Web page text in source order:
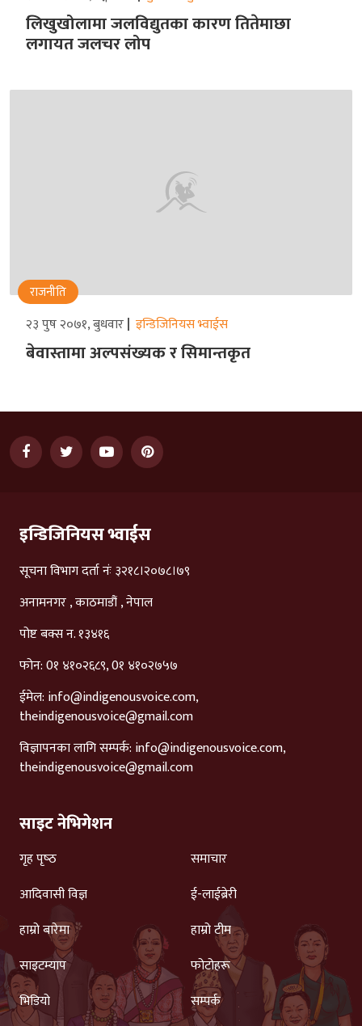
लिखुखोलामा जलविद्युतका कारण तितेमाछा
लगायत जलचर लोप
राजनीति
२३ पुष २०७१, बुधवार इन्डिजिनियस भ्वाईस
बेवास्तामा अल्पसंख्यक र सिमान्तकृत
इन्डिजिनियस भ्वाईस
सूचना विभाग दर्ता नंः ३२१८।२०७८।७९
अनामनगर , काठमाडौं , नेपाल
पोष्ट बक्स न. १३४१६
फोन: 0१ ४१०२६८९, 0१ ४१०२७५७
ईमेल: info@indigenousvoice.com,
theindigenousvoice@gmail.com
विज्ञापनका लागि सम्पर्क: info@indigenousvoice.com,
theindigenousvoice@gmail.com
साइट नेभिगेशन
गृह पृष्‍ठ
समाचार
आदिवासी विज्ञ
ई-लाईब्रेरी
हाम्रो बारेमा
हाम्रो टीम
साइटम्याप
फोटोहरू
भिडियो
सम्पर्क